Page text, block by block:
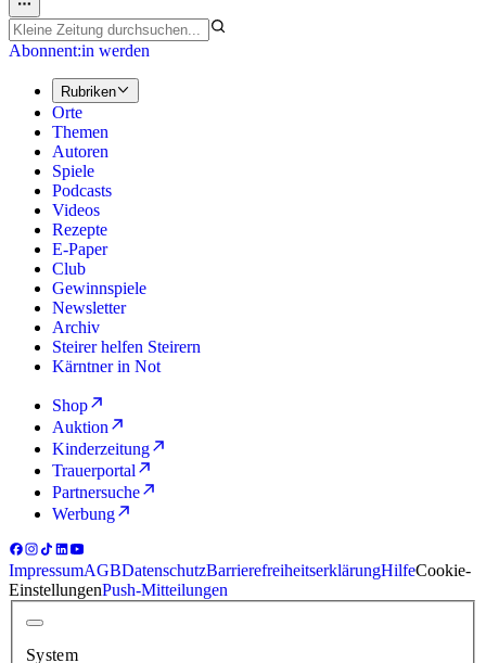
Abonnent:in werden
Rubriken
Orte
Themen
Autoren
Spiele
Podcasts
Videos
Rezepte
E-Paper
Club
Gewinnspiele
Newsletter
Archiv
Steirer helfen Steirern
Kärntner in Not
Shop
Auktion
Kinderzeitung
Trauerportal
Partnersuche
Werbung
ImpressumAGBDatenschutzBarrierefreiheitserklärungHilfeCookie-
EinstellungenPush-Mitteilungen
System